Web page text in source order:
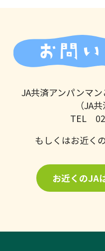
お問
JA共済アンパンマ
（JA
TEL
もしくはお近く
お近くの